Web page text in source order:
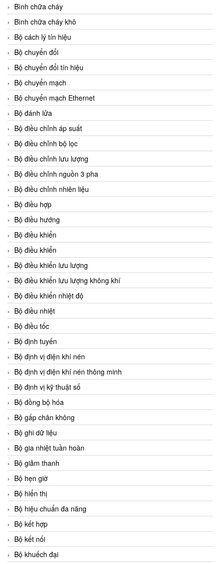
Bình chữa cháy
Bình chữa cháy khô
Bộ cách lý tín hiệu
Bộ chuyển đổi
Bộ chuyển đổi tín hiệu
Bộ chuyển mạch
Bộ chuyển mạch Ethernet
Bộ đánh lửa
Bộ điều chỉnh áp suất
Bộ điều chỉnh bộ lọc
Bộ điều chỉnh lưu lượng
Bộ điều chỉnh nguồn 3 pha
Bộ điều chỉnh nhiên liệu
Bộ điều hợp
Bộ điều hướng
Bộ điều khiển
Bộ điều khiển
Bộ điều khiển lưu lượng
Bộ điều khiển lưu lượng không khí
Bộ điều khiển nhiệt độ
Bộ điều nhiệt
Bộ điều tốc
Bộ định tuyến
Bộ định vị điện khí nén
Bộ định vị điện khí nén thông minh
Bộ định vị kỹ thuật số
Bộ đồng bộ hóa
Bộ gấp chân không
Bộ ghi dữ liệu
Bộ gia nhiệt tuần hoàn
Bộ giảm thanh
Bộ hẹn giờ
Bộ hiển thị
Bộ hiệu chuẩn đa năng
Bộ kết hợp
Bộ kết nối
Bộ khuếch đại